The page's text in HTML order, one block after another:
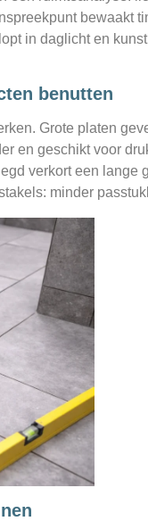
bewaakt
in daglicht en
benutten
Grote platen
en geschikt voor
verkort een
minder